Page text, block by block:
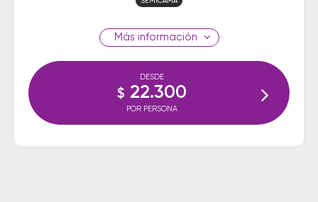
información
DESDE
$ 22.300
POR PERSONA